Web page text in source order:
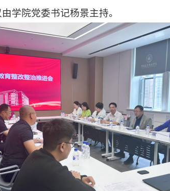
学院党委书记杨景主持。